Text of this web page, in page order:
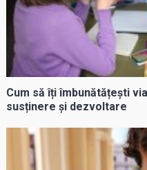
Cum să îți îmbunătățești
susținere și dezvoltare